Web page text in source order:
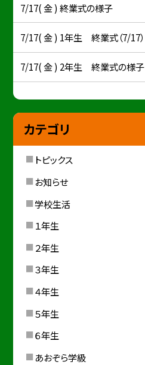
7/17( 金 ) 終業式の様子
7/17( 金 ) 1年生 終業式（7/17）
7/17( 金 ) 2年生 終業式の様子
カテゴリ
トピックス
お知らせ
学校生活
１年生
２年生
３年生
４年生
５年生
６年生
あおぞら学級